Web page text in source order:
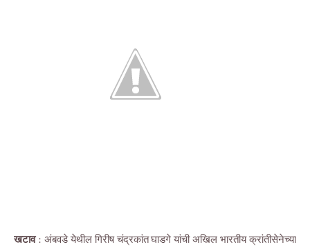
खटाव: अंबवडे येथील गिरीष चंद्रकांत घाडगे यांची अखिल भारतीय क्रांतीसेनेच्या